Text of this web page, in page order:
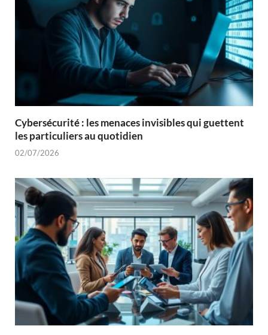
Cybersécurité : les menaces invisibles qui guettent
les particuliers au quotidien
02/07/2026